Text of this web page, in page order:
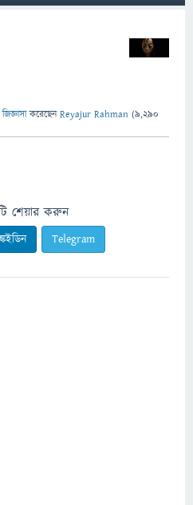
জিজ্ঞাসাকরেছেনReyajur Rahman (9,290
শেয়ার করুন
Telegram